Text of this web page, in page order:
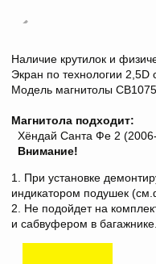
Наличие крутилок и
Экран по технологии
Модель магнитолы
Магнитола подходит:
Хёндай Санта Фе 2
Внимание!
1. При установке
индикатором подушек
2. Не подойдет на
и сабвуфером в багажнике.